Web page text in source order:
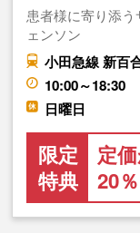
患者様に寄り添
ェンソン
小田急線 新百
10:00～18:30
日曜日
限定
特典
定
20